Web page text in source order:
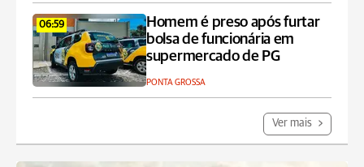
06:59
Homem é preso após furtar
bolsa de funcionária em
supermercado de PG
PONTA GROSSA
Ver mais